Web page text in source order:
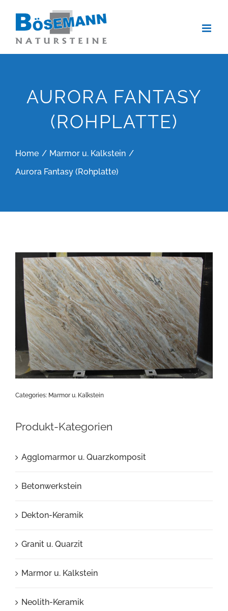
springen
AURORA FANTASY
(ROHPLATTE)
Home
Marmor u. Kalkstein
Aurora Fantasy (Rohplatte)
Categories: Marmor u. Kalkstein
Produkt-Kategorien
Agglomarmor u. Quarzkomposit
Betonwerkstein
Dekton-Keramik
Granit u. Quarzit
Marmor u. Kalkstein
Neolith-Keramik